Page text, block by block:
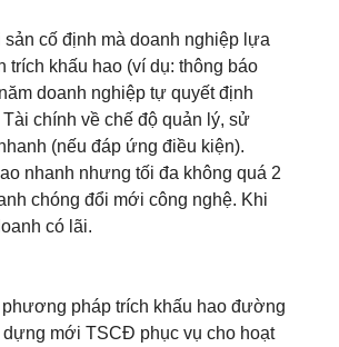
cố định mà doanh nghiệp lựa
khấu hao (ví dụ: thông báo
doanh nghiệp tự quyết định
chính về chế độ quản lý, sử
(nếu đáp ứng điều kiện).
nhanh nhưng tối đa không quá 2
chóng đổi mới công nghệ. Khi
có lãi.
pháp trích khấu hao đường
dựng mới TSCĐ phục vụ cho hoạt